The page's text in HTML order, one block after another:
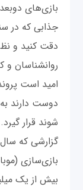
بازی‌های
دقت کنید و
روانشناسان و
امید است
دوست دارند
شوند قرار گیرد.
بازی‌سازی
بیش از یک